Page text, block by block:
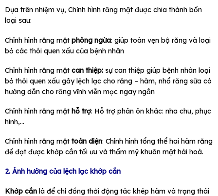
Dựa trên nhiệm vụ, Chỉnh hình răng mặt được chia thành bốn
loại sau:
Chỉnh hình răng mặt phòng ngừa: giúp toàn vẹn bộ răng và loại
bỏ các thói quen xấu của bệnh nhân
Chỉnh hình răng mặt can thiệp: sự can thiệp giúp bệnh nhân loại
bỏ thói quen xấu gây lệch lạc cho răng – hàm, nhổ răng sữa có
hướng dẫn cho răng vĩnh viễn mọc ngay ngắn
Chỉnh hình răng mặt hỗ trợ: Hỗ trợ phân ôn khác: nha chu, phục
hình,…
Chỉnh hình răng mặt toàn diện: Chỉnh hình tổng thể hai hàm răng
để đạt được khớp cắn tối ưu và thẩm mỹ khuôn mặt hài hoà.
2. Ảnh hưởng của lệch lạc khớp cắn
Khớp cắn là để chỉ đồng thời động tác khép hàm và trạng thái